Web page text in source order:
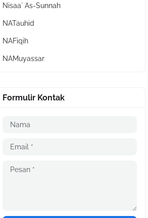
Nisaa` As-Sunnah
NATauhid
NAFiqih
NAMuyassar
Formulir Kontak